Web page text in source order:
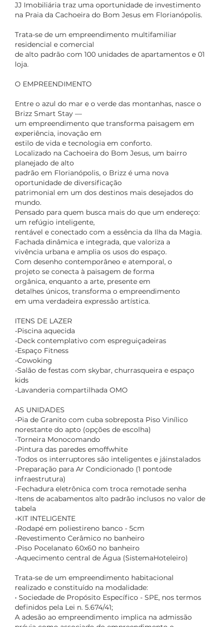
JJ Imobiliária traz uma oportunidade de investimento
na Praia da Cachoeira do Bom Jesus em Florianópolis.
Trata-se de um empreendimento multifamiliar
residencial e comercial
de alto padrão com 100 unidades de apartamentos e 01
loja.
O EMPREENDIMENTO
Entre o azul do mar e o verde das montanhas, nasce o
Brizz Smart Stay —
um empreendimento que transforma paisagem em
experiência, inovação em
estilo de vida e tecnologia em conforto.
Localizado na Cachoeira do Bom Jesus, um bairro
planejado de alto
padrão em Florianópolis, o Brizz é uma nova
oportunidade de diversificação
patrimonial em um dos destinos mais desejados do
mundo.
Pensado para quem busca mais do que um endereço:
um refúgio inteligente,
rentável e conectado com a essência da Ilha da Magia.
Fachada dinâmica e integrada, que valoriza a
vivência urbana e amplia os usos do espaço.
Com desenho contemporâneo e atemporal, o
projeto se conecta à paisagem de forma
orgânica, enquanto a arte, presente em
detalhes únicos, transforma o empreendimento
em uma verdadeira expressão artística.
ITENS DE LAZER
-Piscina aquecida
-Deck contemplativo com espreguiçadeiras
-Espaço Fitness
-Cowoking
-Salão de festas com skybar, churrasqueira e espaço
kids
-Lavanderia compartilhada OMO
AS UNIDADES
-Pia de Granito com cuba sobreposta Piso Vinílico
norestante do apto (opções de escolha)
-Torneira Monocomando
-Pintura das paredes emoffwhite
-Todos os interruptores são inteligentes e jáinstalados
-Preparação para Ar Condicionado (1 pontode
infraestrutura)
-Fechadura eletrônica com troca remotade senha
-Itens de acabamentos alto padrão inclusos no valor de
tabela
-KIT INTELIGENTE
-Rodapé em poliestireno banco - 5cm
-Revestimento Cerâmico no banheiro
-Piso Pocelanato 60x60 no banheiro
-Aquecimento central de Água (SistemaHoteleiro)
Trata-se de um empreendimento habitacional
realizado e constituído na modalidade:
• Sociedade de Propósito Específico - SPE, nos termos
definidos pela Lei n. 5.674/41;
A adesão ao empreendimento implica na admissão